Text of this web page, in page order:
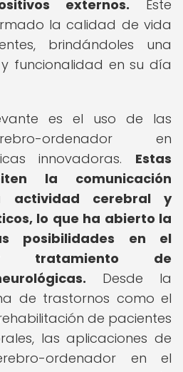
externos. Este
la calidad de vida
brindándoles una
funcionalidad en su día
es el uso de las
ordenador en
innovadoras. Estas
la comunicación
actividad cerebral y
lo que ha abierto la
posibilidades en el
tratamiento de
Desde la
de trastornos como el
de pacientes
las aplicaciones de
ordenador en el